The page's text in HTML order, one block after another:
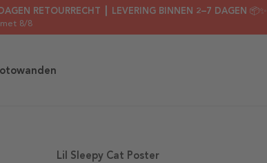
RETOURRECHT ┃ LEVERING BINNEN 2–7 DAGEN 📦✨
8/8
Lil Sleepy Cat Poster